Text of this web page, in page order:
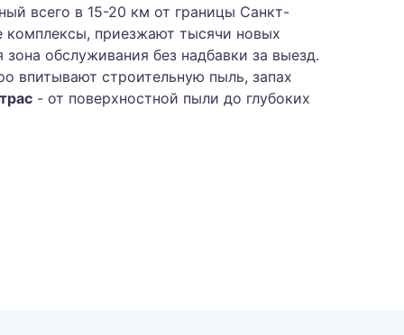
всего в 15-20 км от границы Санкт-
комплексы, приезжают тысячи новых
обслуживания без надбавки за выезд.
впитывают строительную пыль, запах
- от поверхностной пыли до глубоких